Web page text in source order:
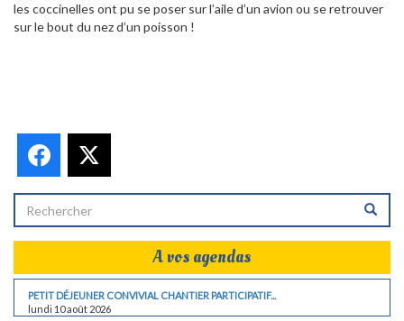
les coccinelles ont pu se poser sur l’aile d’un avion ou se retrouver
sur le bout du nez d’un poisson !
Facebook
A vos agendas
PETIT DÉJEUNER CONVIVIAL CHANTIER PARTICIPATIF...
lundi 10 août 2026